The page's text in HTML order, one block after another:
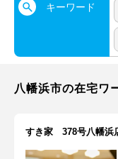
キーワード
八幡浜市の在宅ワ
すき家 378号八幡浜